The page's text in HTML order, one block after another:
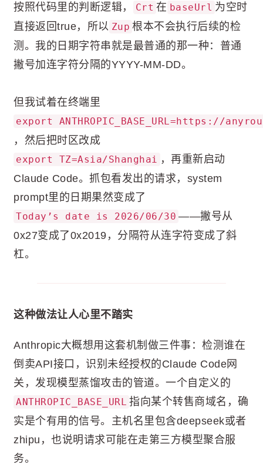
按照代码里的判断逻辑， Crt 在 baseUrl 为空时
直接返回true，所以 Zup 根本不会执行后续的检
测。我的日期字符串就是最普通的那一种：普通
撇号加连字符分隔的YYYY-MM-DD。
但我试着在终端里
export ANTHROPIC_BASE_URL=https://
，然后把时区改成
export TZ=Asia/Shanghai ，再重新启动
Claude Code。抓包看发出的请求，system
prompt里的日期果然变成了
Today’s date is 2026/06/30 ——撇号从
0x27变成了0x2019，分隔符从连字符变成了斜
杠。
这种做法让人心里不踏实
Anthropic大概想用这套机制做三件事：检测谁在
倒卖API接口，识别未经授权的Claude Code网
关，发现模型蒸馏攻击的管道。一个自定义的
ANTHROPIC_BASE_URL 指向某个转售商域名，确
实是个有用的信号。主机名里包含deepseek或者
zhipu，也说明请求可能在走第三方模型聚合服
务。